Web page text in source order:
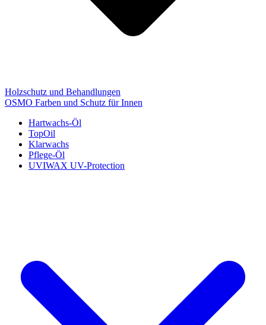
Holzschutz und Behandlungen
OSMO Farben und Schutz für Innen
Hartwachs-Öl
TopOil
Klarwachs
Pflege-Öl
UVIWAX UV-Protection